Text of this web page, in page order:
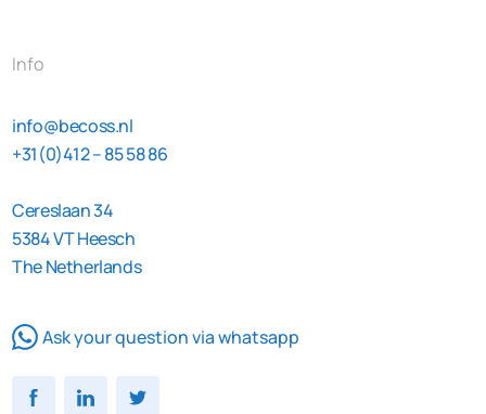
Info
info@becoss.nl
+31(0)412 – 85 58 86
Cereslaan 34
5384 VT Heesch
The Netherlands
Ask your question via whatsapp